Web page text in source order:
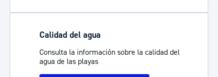
Calidad del agua
Consulta la información sobre la calidad del
agua de las playas